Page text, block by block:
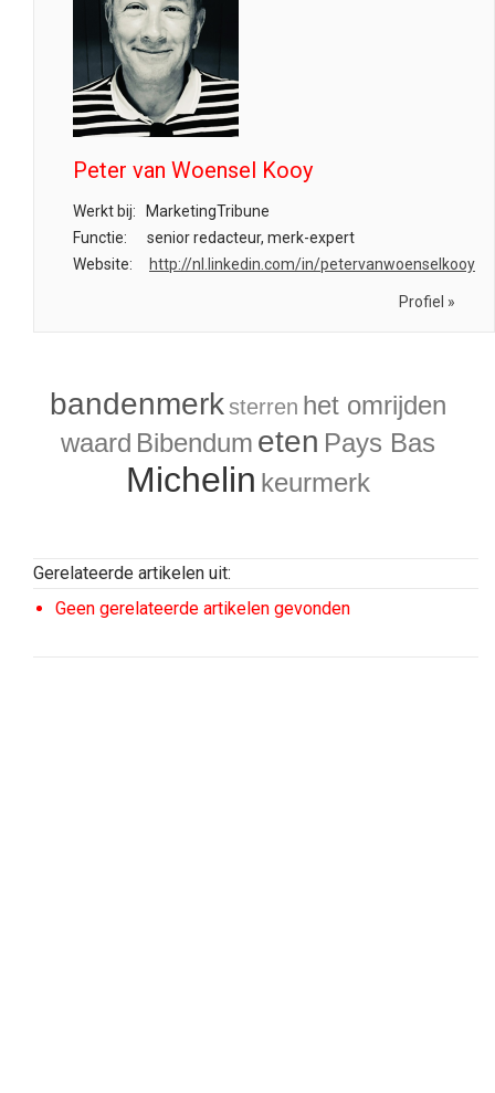
Peter van Woensel Kooy
Werkt bij:
MarketingTribune
Functie:
senior redacteur, merk-expert
Website:
http://nl.linkedin.com/in/petervanwoenselkooy
Profiel »
bandenmerk sterren het omrijden
waard Bibendum eten Pays Bas
Michelin keurmerk
Gerelateerde artikelen uit:
Geen gerelateerde artikelen gevonden